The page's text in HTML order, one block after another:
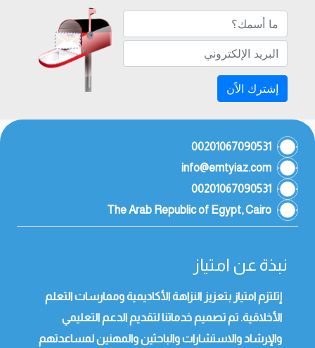
إشترك الاًن
00201067090531
info@emtyiaz.com
00201067090531
The Arab Republic of Egypt, Cairo
نبذة عن امتياز
إتلتزم امتياز بتعزيز النزاهة الأكاديمية وممارسات التعلم
الأخلاقية. تم تصميم خدماتنا لتقديم الدعم التعليمي
والإرشاد والاستشارات والباحثين والمهنين لمساعدتهم